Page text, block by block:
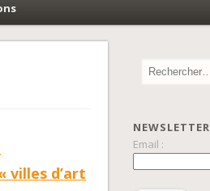
villes d’art
NEWSLETTER
Email :